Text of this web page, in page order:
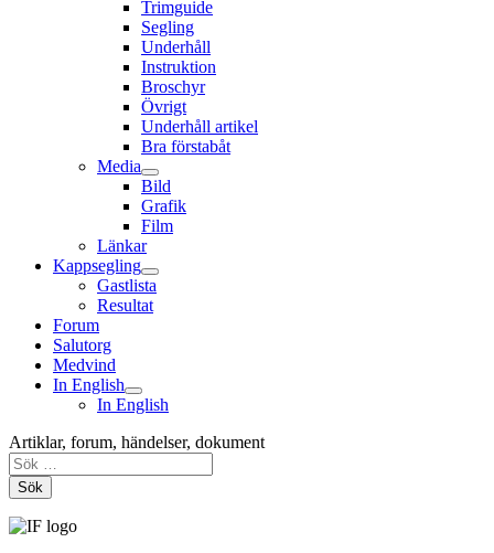
Trimguide
Segling
Underhåll
Instruktion
Broschyr
Övrigt
Underhåll artikel
Bra förstabåt
Media
Bild
Grafik
Film
Länkar
Kappsegling
Gastlista
Resultat
Forum
Salutorg
Medvind
In English
In English
Artiklar, forum, händelser, dokument
Sök